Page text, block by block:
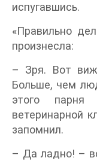
испугавшись.
«Правильно
произнесла:
– Зря. Вот
Больше, чем
этого
ветеринарной
запомнил.
– Да ладно! –